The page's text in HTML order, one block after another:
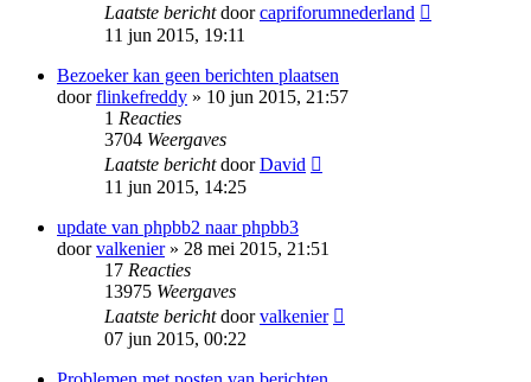
Laatste berichtdoorcapriforumnederland
11 jun 2015, 19:11
Bezoeker kan geen berichten plaatsen
doorflinkefreddy » 10 jun 2015, 21:57
1 Reacties
3704 Weergaves
Laatste berichtdoorDavid
11 jun 2015, 14:25
update van phpbb2 naar phpbb3
doorvalkenier» 28 mei 2015, 21:51
17 Reacties
13975 Weergaves
Laatste berichtdoorvalkenier
07 jun 2015, 00:22